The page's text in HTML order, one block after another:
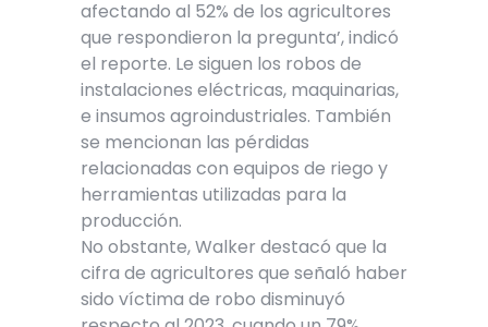
afectando al 52% de los agricultores
que respondieron la pregunta’, indicó
el reporte. Le siguen los robos de
instalaciones eléctricas, maquinarias,
e insumos agroindustriales. También
se mencionan las pérdidas
relacionadas con equipos de riego y
herramientas utilizadas para la
producción.
No obstante, Walker destacó que la
cifra de agricultores que señaló haber
sido víctima de robo disminuyó